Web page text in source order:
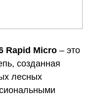
Rapid Micro – это
созданная
лесных